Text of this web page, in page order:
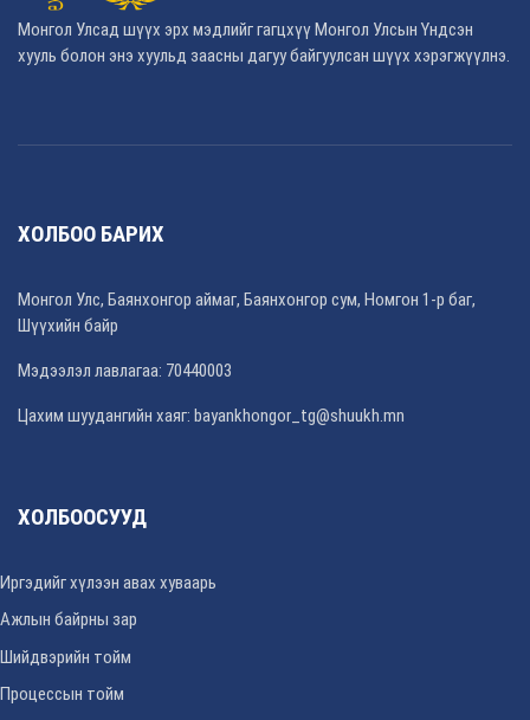
Монгол Улсад шүүх эрх мэдлийг гагцхүү Монгол Улсын Үндсэн
хууль болон энэ хуульд заасны дагуу байгуулсан шүүх хэрэгжүүлнэ.
ХОЛБОО БАРИХ
Монгол Улс, Баянхонгор аймаг, Баянхонгор сум, Номгон 1-р баг,
Шүүхийн байр
Мэдээлэл лавлагаа: 70440003
Цахим шуудангийн хаяг: bayankhongor_tg@shuukh.mn
ХОЛБООСУУД
Иргэдийг хүлээн авах хуваарь
Ажлын байрны зар
Шийдвэрийн тойм
Процессын тойм